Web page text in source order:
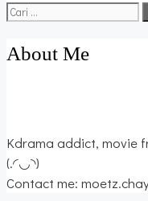
Cari
About Me
Kdrama addict, movie
(.◜◡◝)
Contact me: